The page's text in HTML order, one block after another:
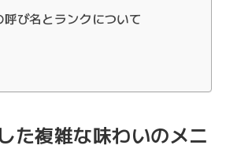
び名とランクについて
た複雑な味わいのメニ